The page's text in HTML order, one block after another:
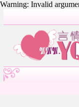
Warning: Invalid